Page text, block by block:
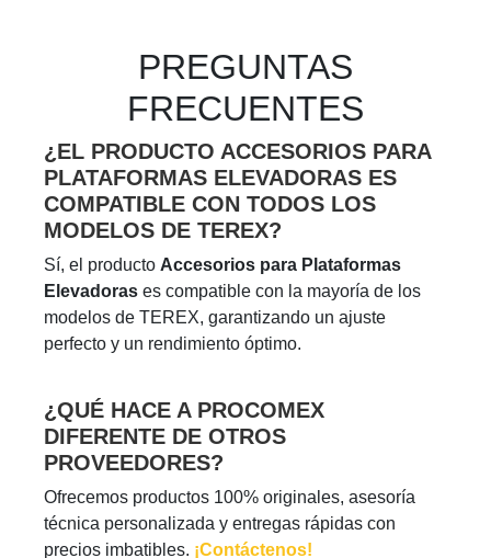
PREGUNTAS
FRECUENTES
¿EL PRODUCTO ACCESORIOS PARA
PLATAFORMAS ELEVADORAS ES
COMPATIBLE CON TODOS LOS
MODELOS DE TEREX?
Sí, el producto Accesorios para Plataformas
Elevadoras es compatible con la mayoría de los
modelos de TEREX, garantizando un ajuste
perfecto y un rendimiento óptimo.
¿QUÉ HACE A PROCOMEX
DIFERENTE DE OTROS
PROVEEDORES?
Ofrecemos productos 100% originales, asesoría
técnica personalizada y entregas rápidas con
precios imbatibles. ¡Contáctenos!